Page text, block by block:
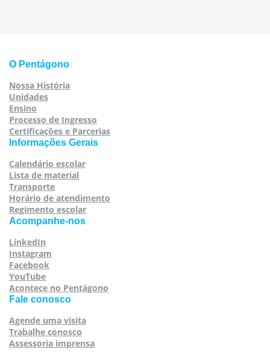
O Pentágono
Nossa História
Unidades
Ensino
Processo de Ingresso
Certificações e Parcerias
Informações Gerais
Calendário escolar
Lista de material
Transporte
Horário de atendimento
Regimento escolar
Acompanhe-nos
LinkedIn
Instagram
Facebook
YouTube
Acontece no Pentágono
Fale conosco
Agende uma visita
Trabalhe conosco
Assessoria imprensa